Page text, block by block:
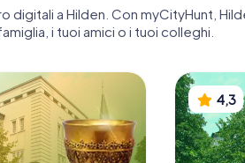
a Hilden. Con myCityHunt,
i tuoi amici o i tuoi colleghi.
4,3